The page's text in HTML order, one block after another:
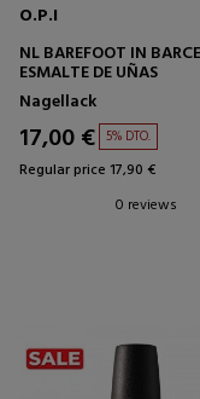
O.P.I
NL BAREFOOT IN
ESMALTE DE UÑAS
Nagellack
17,00 € 5% DTO.
Regular price 17,90 €
0 reviews